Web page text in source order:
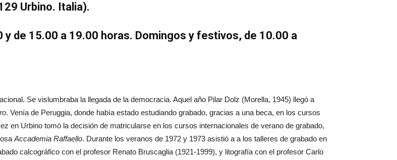
Urbino. Italia).
de 15.00 a 19.00 horas. Domingos y festivos, de 10.00 a
Se vislumbraba la llegada de la democracia. Aquel año Pilar Dolz (Morella, 1945) llegó a
. Venía de Peruggia, donde había estado estudiando grabado, gracias a una beca, en los cursos
en Urbino tomó la decisión de matricularse en los cursos internacionales de verano de grabado,
Accademia Raffaello. Durante los veranos de 1972 y 1973 asistió a a los talleres de grabado en
calcográfico con el profesor Renato Bruscaglia (1921-1999), y litografía con el profesor Carlo